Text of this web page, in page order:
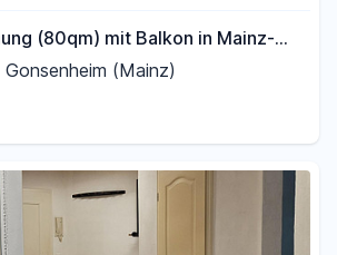
(80qm) mit Balkon in Mainz-
(Mainz)